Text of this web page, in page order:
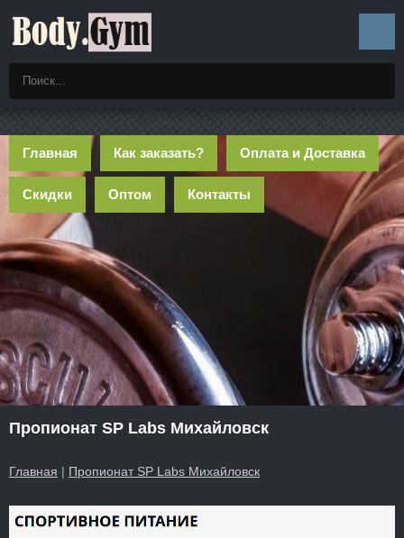
Главная Как заказать? Оплата и Доставка
Скидки Оптом Контакты
Пропионат SP Labs Михайловск
Главная | Пропионат SP Labs Михайловск